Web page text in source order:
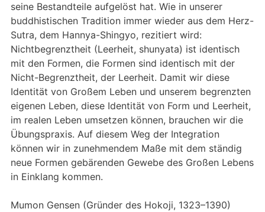
seine Bestandteile aufgelöst hat. Wie in unserer
buddhistischen Tradition immer wieder aus dem Herz-
Sutra, dem Hannya-Shingyo, rezitiert wird:
Nichtbegrenztheit (Leerheit, shunyata) ist identisch
mit den Formen, die Formen sind identisch mit der
Nicht-Begrenztheit, der Leerheit. Damit wir diese
Identität von Großem Leben und unserem begrenzten
eigenen Leben, diese Identität von Form und Leerheit,
im realen Leben umsetzen können, brauchen wir die
Übungspraxis. Auf diesem Weg der Integration
können wir in zunehmendem Maße mit dem ständig
neue Formen gebärenden Gewebe des Großen Lebens
in Einklang kommen.
Mumon Gensen (Gründer des Hokoji, 1323–1390)